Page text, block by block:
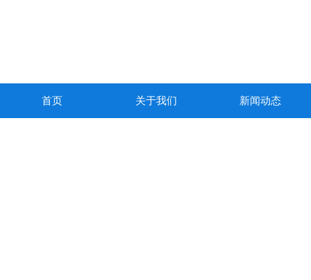
首页 关于我们 新闻动态